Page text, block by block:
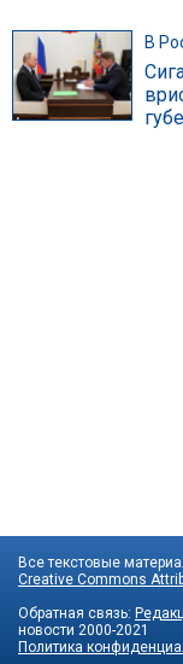
В
Все текстовые
Creative Commons
Обратная связь:
новости 2000-2021
Политика